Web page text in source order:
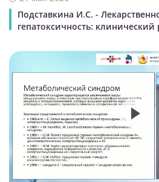
Подставкина И.С. -
гепатоксичность: клинический